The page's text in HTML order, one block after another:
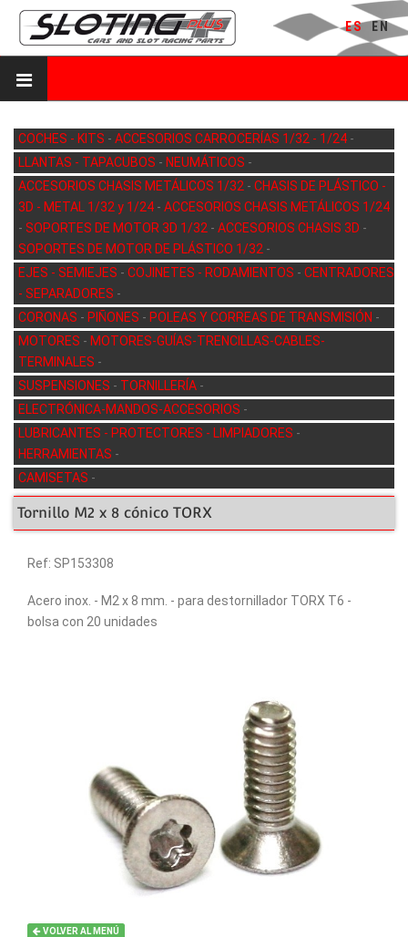
ES EN
COCHES - KITS - ACCESORIOS CARROCERÍAS 1/32 - 1/24 -
LLANTAS - TAPACUBOS - NEUMÁTICOS -
ACCESORIOS CHASIS METÁLICOS 1/32 - CHASIS DE PLÁSTICO -
3D - METAL 1/32 y 1/24 - ACCESORIOS CHASIS METÁLICOS 1/24
- SOPORTES DE MOTOR 3D 1/32 - ACCESORIOS CHASIS 3D -
SOPORTES DE MOTOR DE PLÁSTICO 1/32 -
EJES - SEMIEJES - COJINETES - RODAMIENTOS - CENTRADORES
- SEPARADORES -
CORONAS - PIÑONES - POLEAS Y CORREAS DE TRANSMISIÓN -
MOTORES - MOTORES-GUÍAS-TRENCILLAS-CABLES-
TERMINALES -
SUSPENSIONES - TORNILLERÍA -
ELECTRÓNICA-MANDOS-ACCESORIOS -
LUBRICANTES - PROTECTORES - LIMPIADORES -
HERRAMIENTAS -
CAMISETAS -
Tornillo M2 x 8 cónico TORX
Ref: SP153308
Acero inox. - M2 x 8 mm. - para destornillador TORX T6 -
bolsa con 20 unidades
VOLVER AL MENÚ